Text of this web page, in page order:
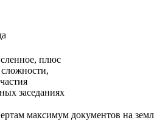
плюс
заседаниях
максимум документов на